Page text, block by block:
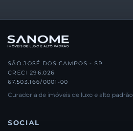
SÃO JOSÉ DOS CAMPOS - SP
CRECI 296.026
67.503.166/0001-00
Curadoria de imóveis de luxo e alto
SOCIAL